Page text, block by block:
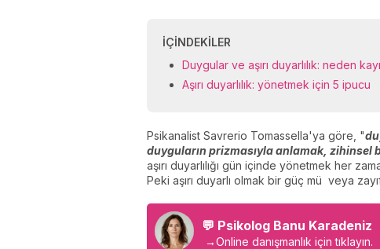
İÇINDEKILER
Duygular ve aşırı duyarlılık: neden
Aşırı duyarlılık: yönetmek için 5 ipucu
Psikanalist Savrerio Tomassella'ya göre, "
duyguların prizmasıyla anlamak, zihinsel
aşırı duyarlılığı gün içinde yönetmek her
Peki aşırı duyarlı olmak bir güç mü veya
💬 Psikolog Banu Karadeniz
→Online danışmanlık için tıklayın.